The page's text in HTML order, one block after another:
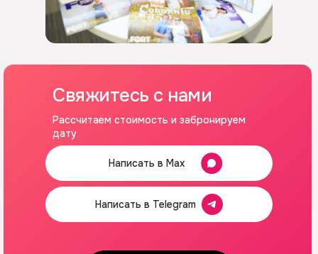
Свяжитесь с нами
Рассчитаем стоимость и забронируем
дату
Написать в Telegram
Написать в Max